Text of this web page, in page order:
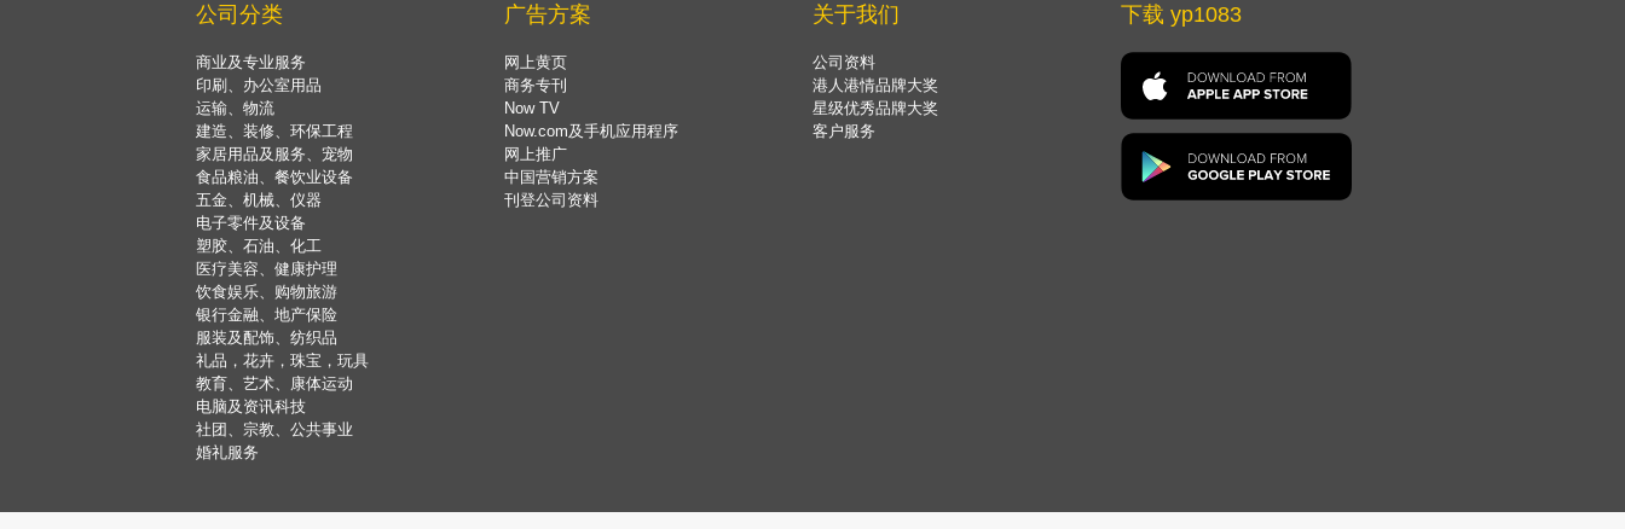
公司分类
商业及专业服务
印刷、办公室用品
运输、物流
建造、装修、环保工程
家居用品及服务、宠物
食品粮油、餐饮业设备
五金、机械、仪器
电子零件及设备
塑胶、石油、化工
医疗美容、健康护理
饮食娱乐、购物旅游
银行金融、地产保险
服装及配饰、纺织品
礼品，花卉，珠宝，玩具
教育、艺术、康体运动
电脑及资讯科技
社团、宗教、公共事业
婚礼服务
广告方案
网上黄页
商务专刊
Now TV
Now.com及手机应用程序
网上推广
中国营销方案
刊登公司资料
关于我们
公司资料
港人港情品牌大奖
星级优秀品牌大奖
客户服务
下载 yp1083